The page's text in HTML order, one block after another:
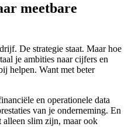
meetbare
De strategie staat. Maar hoe
je ambities naar cijfers en
helpen. Want met beter
en operationele data
van je onderneming. En
alleen slim zijn, maar ook